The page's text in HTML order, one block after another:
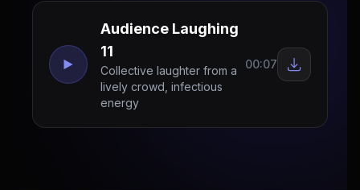
Audience Laughing
11
Collective laughter from a
lively crowd, infectious
energy
00:07